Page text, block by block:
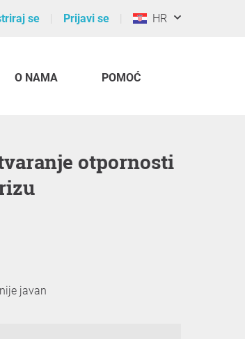
se Prijavi se HR
O NAMA POMOĆ
javan